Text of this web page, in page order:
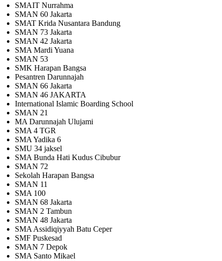
SMAIT Nurrahma
SMAN 60 Jakarta
SMAT Krida Nusantara Bandung
SMAN 73 Jakarta
SMAN 42 Jakarta
SMA Mardi Yuana
SMAN 53
SMK Harapan Bangsa
Pesantren Darunnajah
SMAN 66 Jakarta
SMAN 46 JAKARTA
International Islamic Boarding School
SMAN 21
MA Darunnajah Ulujami
SMA 4 TGR
SMA Yadika 6
SMU 34 jaksel
SMA Bunda Hati Kudus Cibubur
SMAN 72
Sekolah Harapan Bangsa
SMAN 11
SMA 100
SMAN 68 Jakarta
SMAN 2 Tambun
SMAN 48 Jakarta
SMA Assidiqiyyah Batu Ceper
SMF Puskesad
SMAN 7 Depok
SMA Santo Mikael